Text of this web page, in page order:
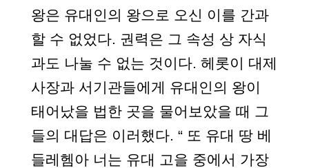
왕은 유대인의 왕으로 오신 이를 간과
할 수 없었다. 권력은 그 속성 상 자식
과도 나눌 수 없는 것이다. 헤롯이 대제
사장과 서기관들에게 유대인의 왕이
태어났을 법한 곳을 물어보았을 때 그
들의 대답은 이러했다. “ 또 유대 땅 베
들레헴아 너는 유대 고을 중에서 가장